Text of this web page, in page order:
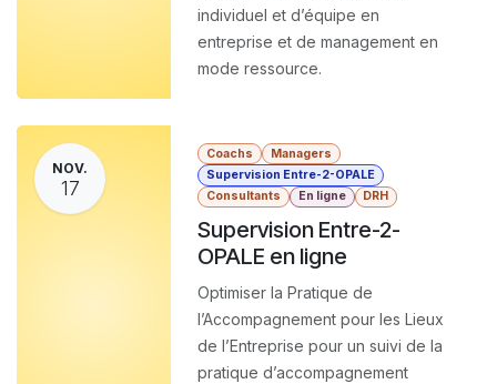
individuel et d’équipe en
entreprise et de management en
mode ressource.
NOV.
17
Coachs
Managers
Supervision Entre-2-OPALE
Consultants
En ligne DRH
Supervision Entre-2-
OPALE en ligne
Optimiser la Pratique de
l’Accompagnement pour les Lieux
de l’Entreprise pour un suivi de la
pratique d’accompagnement